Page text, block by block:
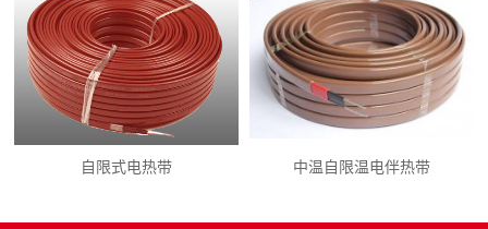
自限式电热带 中温自限温电伴热带